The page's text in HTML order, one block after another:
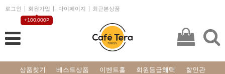
로그인 회원가입
+100,000P
마이페이지 최근본상품
상품찾기 베스트상품 이벤트홀 회원등급혜택 할인관